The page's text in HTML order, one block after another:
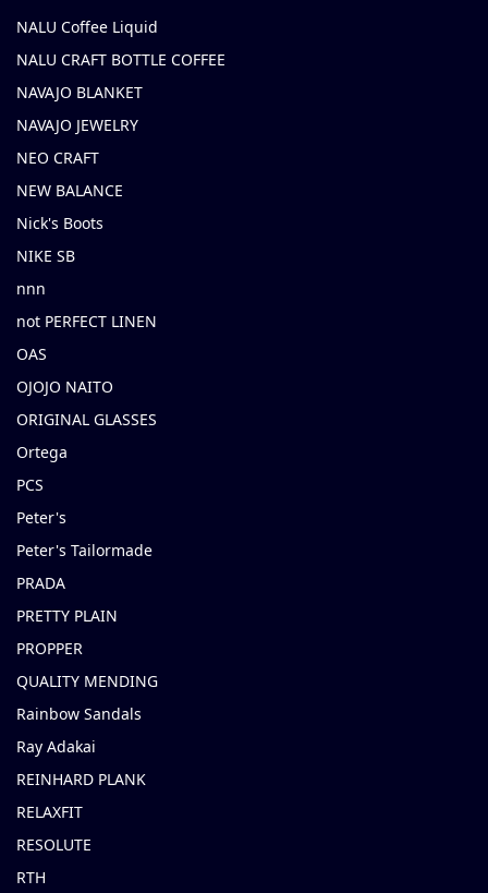
NALU Coffee Liquid
NALU CRAFT BOTTLE COFFEE
NAVAJO BLANKET
NAVAJO JEWELRY
NEO CRAFT
NEW BALANCE
Nick's Boots
NIKE SB
nnn
not PERFECT LINEN
OAS
OJOJO NAITO
ORIGINAL GLASSES
Ortega
PCS
Peter's
Peter's Tailormade
PRADA
PRETTY PLAIN
PROPPER
QUALITY MENDING
Rainbow Sandals
Ray Adakai
REINHARD PLANK
RELAXFIT
RESOLUTE
RTH